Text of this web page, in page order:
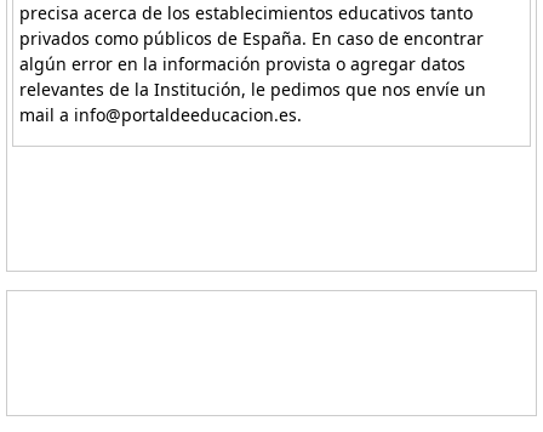
precisa acerca de los establecimientos educativos tanto
privados como públicos de España. En caso de encontrar
algún error en la información provista o agregar datos
relevantes de la Institución, le pedimos que nos envíe un
mail a info@portaldeeducacion.es.